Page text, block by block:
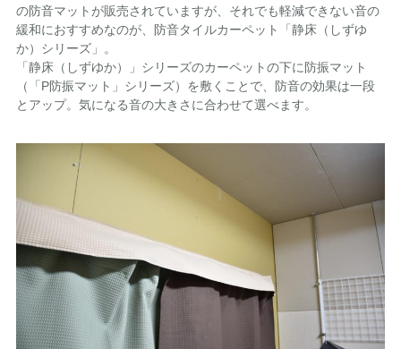
の防音マットが販売されていますが、それでも軽減できない音の
緩和におすすめなのが、防音タイルカーペット「静床（しずゆ
か）シリーズ」。
「静床（しずゆか）」シリーズのカーペットの下に防振マット
（「P防振マット」シリーズ）を敷くことで、防音の効果は一段
とアップ。気になる音の大きさに合わせて選べます。